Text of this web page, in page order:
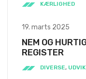
KÆRLIGHED
19. marts 2025
NEM OG
REGISTER
DIVERSE,